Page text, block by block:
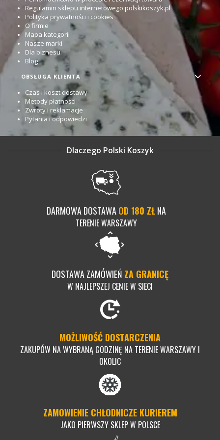
Regulamin sklepu internetowego polskikoszyk.pl
Polityka prywatności i cookies
O firmie
Mapa kategorii
Nasze marki
Dla biznesu
Blog
OBSŁUGA KLIENTA
Czas i koszt dostawy
Metody płatności
Zwroty i reklamacje
Pytania i odpowiedzi
Dlaczego Polski Koszyk
DARMOWA DOSTAWAOD 180 ZŁNA
TERENIE WARSZAWY
DOSTAWA ZAMÓWIEŃ ZA GRANICĘ
W NAJLEPSZEJ CENIE W SIECI
MOŻLIWOŚĆ DOSTARCZENIA
ZAKUPÓW NA WYBRANĄ GODZINĘ NA TERENIE WARSZAWY I
OKOLIC
ZAMOWIENIE CHŁODNICZE KURIEREM
JAKO PIERWSZY SKLEP W POLSCE